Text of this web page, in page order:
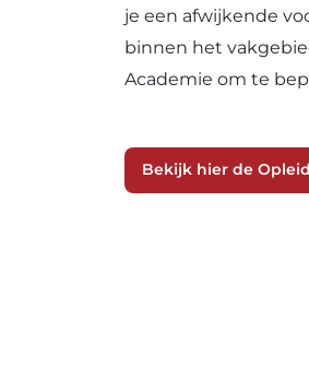
je een afwijkende
binnen het
Academie om te
Bekijk hier de